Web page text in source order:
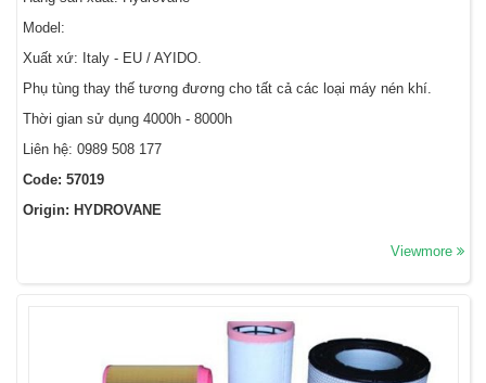
Model:
Xuất xứ: Italy - EU / AYIDO.
Phụ tùng thay thế tương đương cho tất cả các loại máy nén khí.
Thời gian sử dụng 4000h - 8000h
Liên hệ: 0989 508 177
Code: 57019
Origin: HYDROVANE
Viewmore